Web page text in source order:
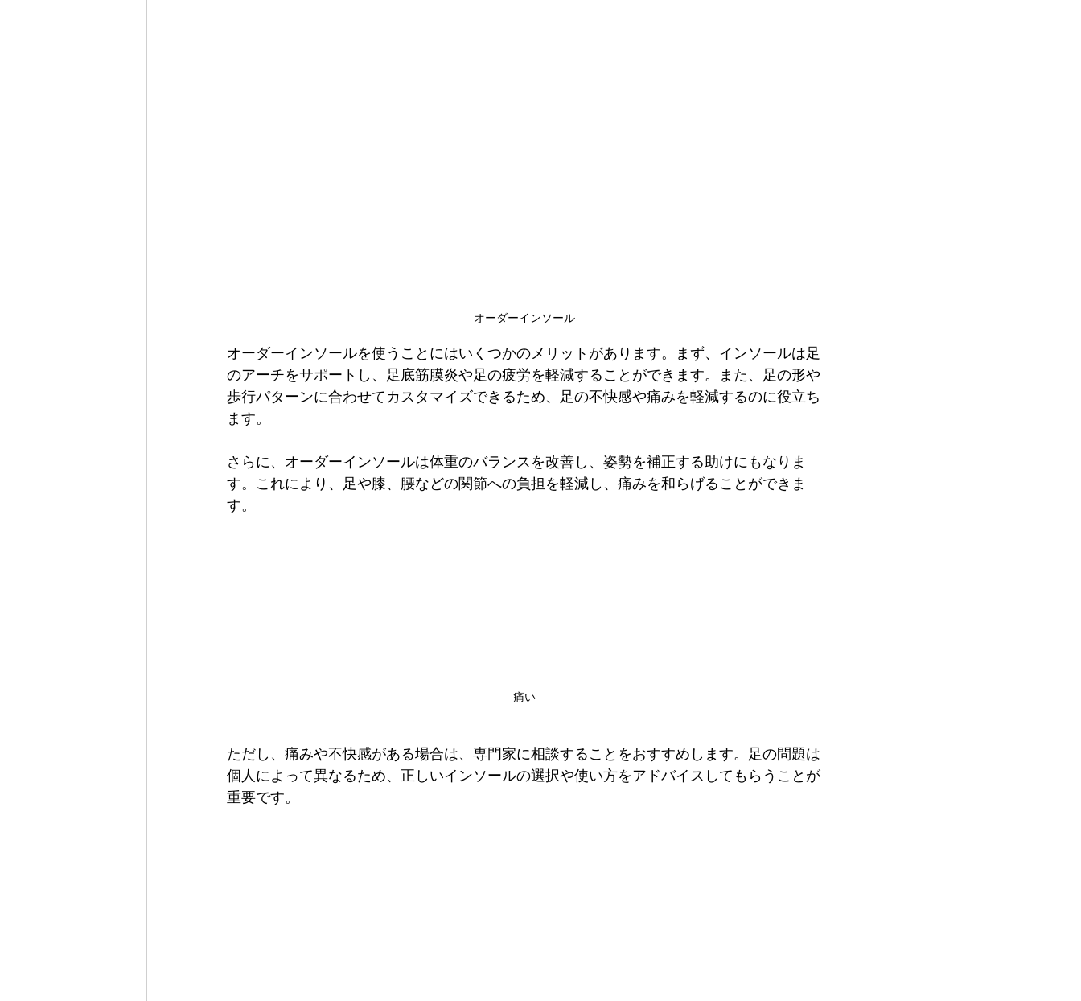
オーダーインソール
オーダーインソールを使うことにはいくつかのメリットがあります。まず、インソールは足
のアーチをサポートし、足底筋膜炎や足の疲労を軽減することができます。また、足の形や
歩行パターンに合わせてカスタマイズできるため、足の不快感や痛みを軽減するのに役立ち
ます。
さらに、オーダーインソールは体重のバランスを改善し、姿勢を補正する助けにもなりま
す。これにより、足や膝、腰などの関節への負担を軽減し、痛みを和らげることができま
す。
痛い
ただし、痛みや不快感がある場合は、専門家に相談することをおすすめします。足の問題は
個人によって異なるため、正しいインソールの選択や使い方をアドバイスしてもらうことが
重要です。